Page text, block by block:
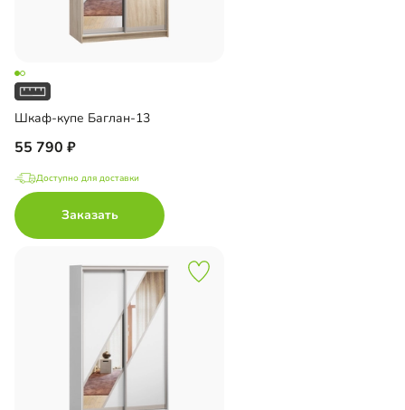
Шкаф-купе Баглан-13
55 790
Доступно для доставки
Заказать